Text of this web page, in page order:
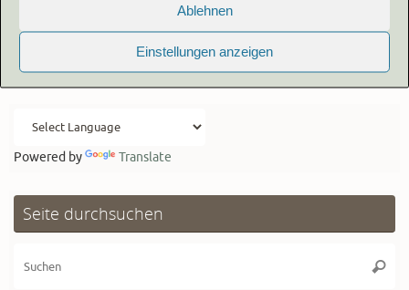
Ablehnen
Einstellungen anzeigen
Mail-
Powered by Translate
Seite durchsuchen